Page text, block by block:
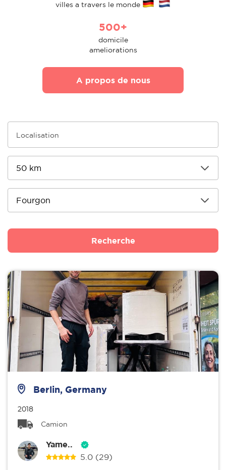
villes a travers le monde
500+
domicile
ameliorations
A propos de nous
Recherche
Berlin, Germany
2018
Camion
Yame..
5.0 (29)